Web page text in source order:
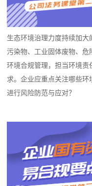
生态环境治理力度持续加
污染物、工业固体废物、
环境合规管理，担当环境
求。企业应重点关注哪些
进行风险防范与应对？